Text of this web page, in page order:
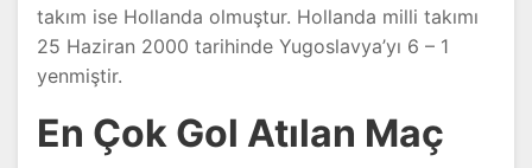
takım ise Hollanda olmuştur. Hollanda milli takımı
25 Haziran 2000 tarihinde Yugoslavya’yı 6 – 1
yenmiştir.
En Çok Gol Atılan Maç